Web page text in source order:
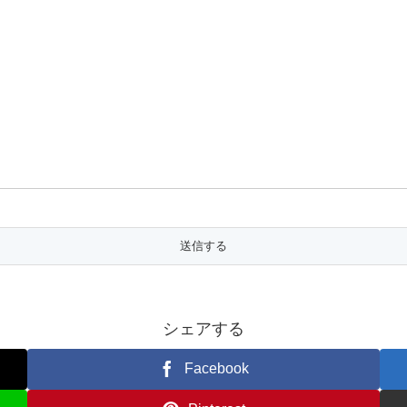
シェアする
Facebook